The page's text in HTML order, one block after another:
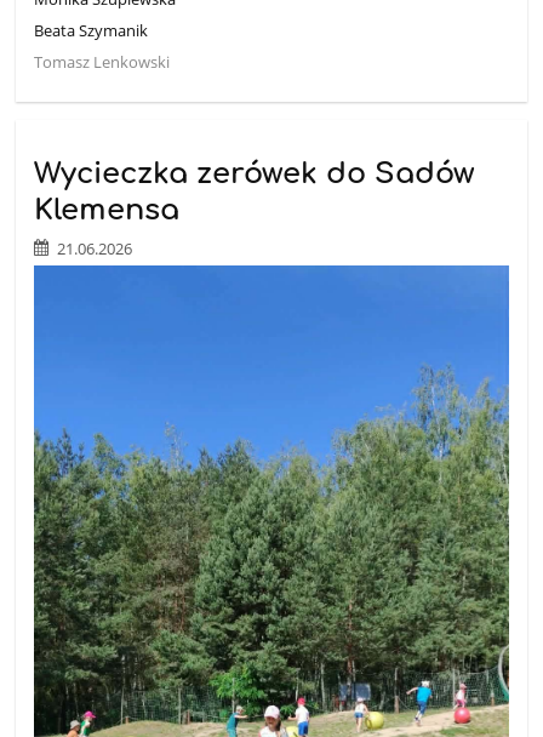
Beata Szymanik
Tomasz Lenkowski
Wycieczka zerówek do Sadów
Klemensa
21.06.2026